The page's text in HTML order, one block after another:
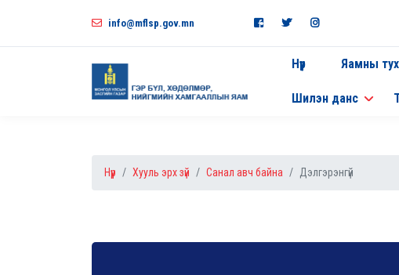
info@mflsp.gov.mn
Нүүр Яамны
Шилэн данс
Нүүр Хууль эрх зүй Санал авч байна Дэлгэрэнгүй